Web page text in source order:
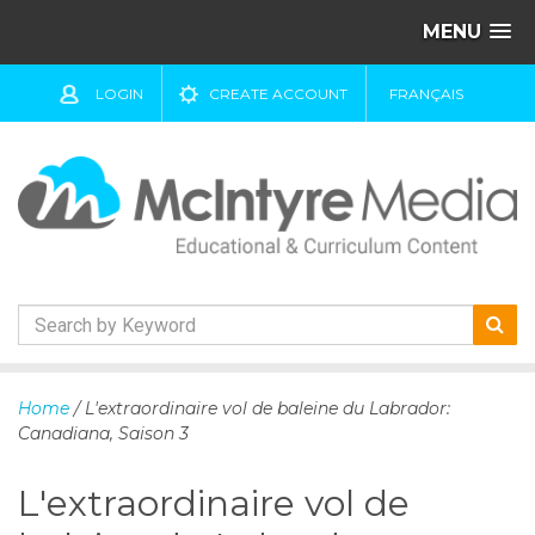
MENU
LOGIN CREATE ACCOUNT FRANÇAIS
kHome / L'extraordinaire vol de baleine du Labrador:
Canadiana, Saison 3
L'extraordinaire vol de